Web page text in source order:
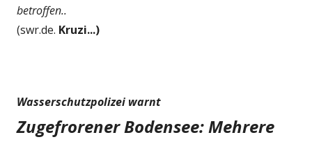
betroffen..
(swr.de. Kruzi...)
Wasserschutzpolizei warnt
Zugefrorener Bodensee: Mehrere